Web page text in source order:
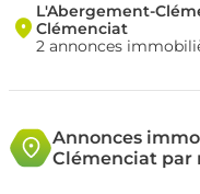
L'Abergement-
Clémenciat
2 annonces
Annonces
Clémenciat par